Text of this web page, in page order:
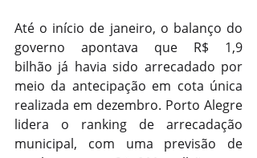
Até o início de janeiro, o balanço do
governo apontava que R$ 1,9
bilhão já havia sido arrecadado por
meio da antecipação em cota única
realizada em dezembro. Porto Alegre
lidera o ranking de arrecadação
municipal, com uma previsão de